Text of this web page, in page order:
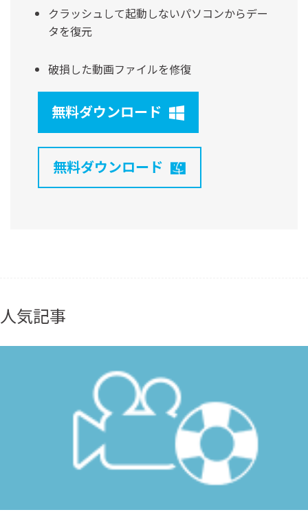
クラッシュして起動しないパソコンからデー
タを復元
破損した動画ファイルを修復
無料ダウンロード
無料ダウンロード
人気記事